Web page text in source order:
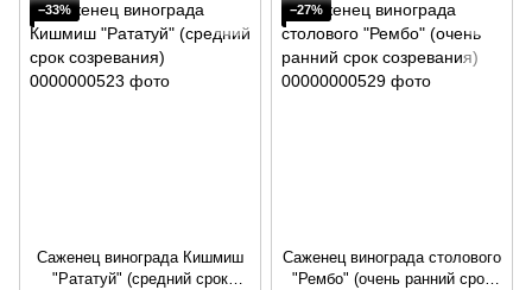
−33%
Саженец винограда Кишмиш
"Рататуй" (средний срок
−27%
Саженец винограда столового
"Рембо" (очень ранний срок